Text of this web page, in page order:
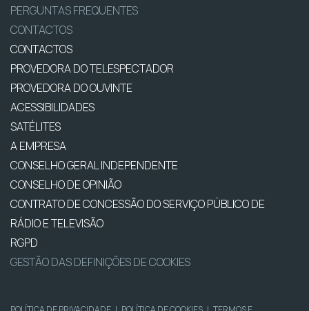
PERGUNTAS FREQUENTES
CONTACTOS
CONTACTOS
PROVEDORA DO TELESPECTADOR
PROVEDORA DO OUVINTE
ACESSIBILIDADES
SATÉLITES
A EMPRESA
CONSELHO GERAL INDEPENDENTE
CONSELHO DE OPINIÃO
CONTRATO DE CONCESSÃO DO SERVIÇO PÚBLICO DE
RÁDIO E TELEVISÃO
RGPD
GESTÃO DAS DEFINIÇÕES DE COOKIES